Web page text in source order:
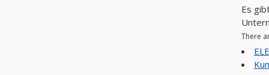
Es
There